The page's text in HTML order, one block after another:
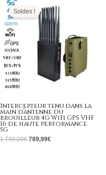
Soldes !
Intercepteur tenu dans la
main d’antenne du
brouilleur 4G WiFi GPS VHF
16 de haute performance
5G
1.799,00€
initial
était :
1.799,00€.
789,99€
prix
actuel
est :
789,99€.